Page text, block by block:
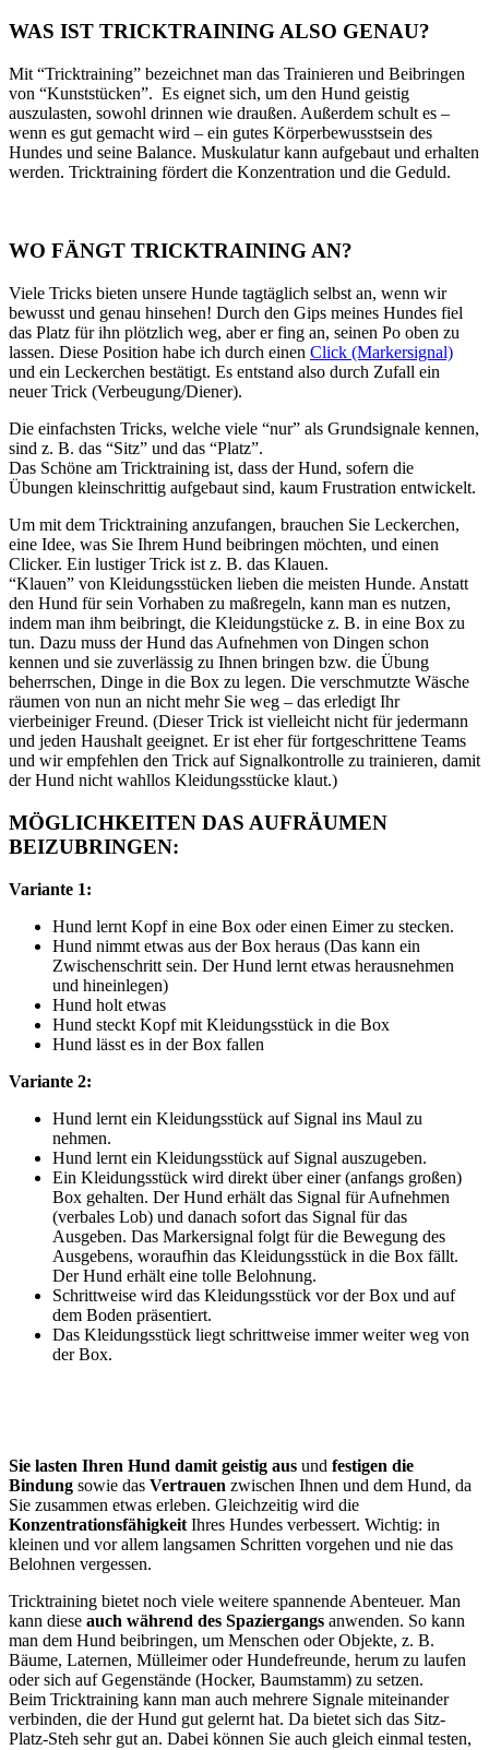
WAS IST TRICKTRAINING ALSO GENAU?
Mit “Tricktraining” bezeichnet man das Trainieren und Beibringen
von “Kunststücken”. Es eignet sich, um den Hund geistig
auszulasten, sowohl drinnen wie draußen. Außerdem schult es –
wenn es gut gemacht wird – ein gutes Körperbewusstsein des
Hundes und seine Balance. Muskulatur kann aufgebaut und erhalten
werden. Tricktraining fördert die Konzentration und die Geduld.
WO FÄNGT TRICKTRAINING AN?
Viele Tricks bieten unsere Hunde tagtäglich selbst an, wenn wir
bewusst und genau hinsehen! Durch den Gips meines Hundes fiel
das Platz für ihn plötzlich weg, aber er fing an, seinen Po oben zu
lassen. Diese Position habe ich durch einen Click (Markersignal)
und ein Leckerchen bestätigt. Es entstand also durch Zufall ein
neuer Trick (Verbeugung/Diener).
Die einfachsten Tricks, welche viele “nur” als Grundsignale kennen,
sind z. B. das “Sitz” und das “Platz”.
Das Schöne am Tricktraining ist, dass der Hund, sofern die
Übungen kleinschrittig aufgebaut sind, kaum Frustration entwickelt.
Um mit dem Tricktraining anzufangen, brauchen Sie Leckerchen,
eine Idee, was Sie Ihrem Hund beibringen möchten, und einen
Clicker. Ein lustiger Trick ist z. B. das Klauen.
“Klauen” von Kleidungsstücken lieben die meisten Hunde. Anstatt
den Hund für sein Vorhaben zu maßregeln, kann man es nutzen,
indem man ihm beibringt, die Kleidungstücke z. B. in eine Box zu
tun. Dazu muss der Hund das Aufnehmen von Dingen schon
kennen und sie zuverlässig zu Ihnen bringen bzw. die Übung
beherrschen, Dinge in die Box zu legen. Die verschmutzte Wäsche
räumen von nun an nicht mehr Sie weg – das erledigt Ihr
vierbeiniger Freund. (Dieser Trick ist vielleicht nicht für jedermann
und jeden Haushalt geeignet. Er ist eher für fortgeschrittene Teams
und wir empfehlen den Trick auf Signalkontrolle zu trainieren, damit
der Hund nicht wahllos Kleidungsstücke klaut.)
MÖGLICHKEITEN DAS AUFRÄUMEN
BEIZUBRINGEN:
Variante 1:
Hund lernt Kopf in eine Box oder einen Eimer zu stecken.
Hund nimmt etwas aus der Box heraus (Das kann ein
Zwischenschritt sein. Der Hund lernt etwas herausnehmen
und hineinlegen)
Hund holt etwas
Hund steckt Kopf mit Kleidungsstück in die Box
Hund lässt es in der Box fallen
Variante 2:
Hund lernt ein Kleidungsstück auf Signal ins Maul zu
nehmen.
Hund lernt ein Kleidungsstück auf Signal auszugeben.
Ein Kleidungsstück wird direkt über einer (anfangs großen)
Box gehalten. Der Hund erhält das Signal für Aufnehmen
(verbales Lob) und danach sofort das Signal für das
Ausgeben. Das Markersignal folgt für die Bewegung des
Ausgebens, woraufhin das Kleidungsstück in die Box fällt.
Der Hund erhält eine tolle Belohnung.
Schrittweise wird das Kleidungsstück vor der Box und auf
dem Boden präsentiert.
Das Kleidungsstück liegt schrittweise immer weiter weg von
der Box.
Sie lasten Ihren Hund damit geistig aus und festigen die
Bindung sowie das Vertrauen zwischen Ihnen und dem Hund, da
Sie zusammen etwas erleben. Gleichzeitig wird die
Konzentrationsfähigkeit Ihres Hundes verbessert. Wichtig: in
kleinen und vor allem langsamen Schritten vorgehen und nie das
Belohnen vergessen.
Tricktraining bietet noch viele weitere spannende Abenteuer. Man
kann diese auch während des Spaziergangs anwenden. So kann
man dem Hund beibringen, um Menschen oder Objekte, z. B.
Bäume, Laternen, Mülleimer oder Hundefreunde, herum zu laufen
oder sich auf Gegenstände (Hocker, Baumstamm) zu setzen.
Beim Tricktraining kann man auch mehrere Signale miteinander
verbinden, die der Hund gut gelernt hat. Da bietet sich das Sitz-
Platz-Steh sehr gut an. Dabei können Sie auch gleich einmal testen,